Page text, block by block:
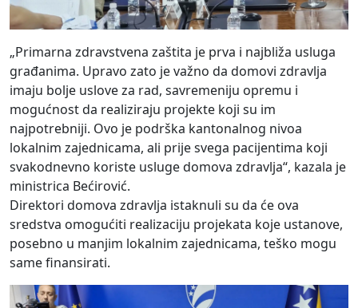
„Primarna zdravstvena zaštita je prva i najbliža usluga
građanima. Upravo zato je važno da domovi zdravlja
imaju bolje uslove za rad, savremeniju opremu i
mogućnost da realiziraju projekte koji su im
najpotrebniji. Ovo je podrška kantonalnog nivoa
lokalnim zajednicama, ali prije svega pacijentima koji
svakodnevno koriste usluge domova zdravlja“, kazala je
ministrica Bećirović.
Direktori domova zdravlja istaknuli su da će ova
sredstva omogućiti realizaciju projekata koje ustanove,
posebno u manjim lokalnim zajednicama, teško mogu
same finansirati.